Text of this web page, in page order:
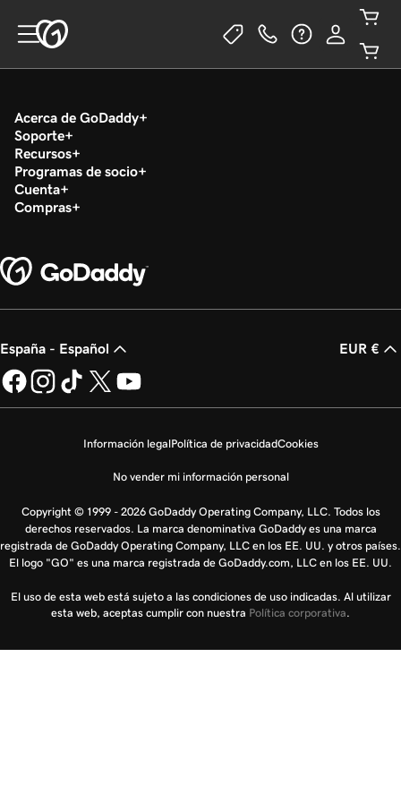
Acerca de GoDaddy
Soporte
Recursos
Programas de socio
Cuenta
Compras
España - Español EUR €
Información legalPolítica de privacidadCookies
No vender mi información personal
Copyright © 1999 - 2026 GoDaddy Operating Company, LLC. Todos los
derechos reservados. La marca denominativa GoDaddy es una marca
registrada de GoDaddy Operating Company, LLC en los EE. UU. y otros países.
El logo "GO" es una marca registrada de GoDaddy.com, LLC en los EE. UU.
El uso de esta web está sujeto a las condiciones de uso indicadas. Al utilizar
esta web, aceptas cumplir con nuestra Política corporativa.